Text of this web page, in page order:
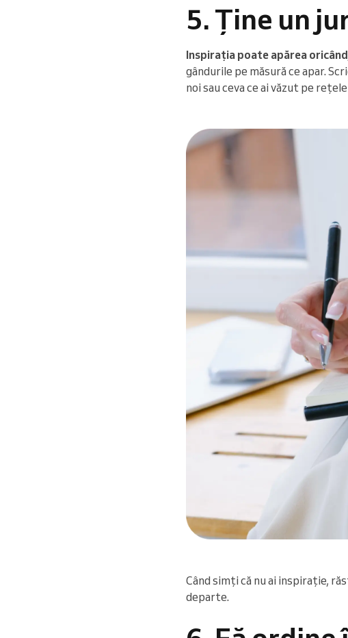
5. Ține un
Inspirația poate apărea oricând
gândurile pe măsură ce apar.
noi sau ceva ce ai văzut pe
Când simți că nu ai inspirație,
departe.